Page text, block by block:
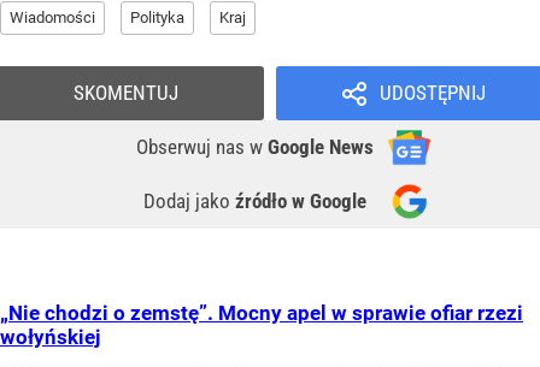
Wiadomości Polityka Kraj
UDOSTĘPNIJ
Obserwuj nas w Google News
Dodaj jako źródło w Google
SKOMENTUJ
„Nie chodzi o zemstę”. Mocny apel w sprawie ofiar rzezi
wołyńskiej